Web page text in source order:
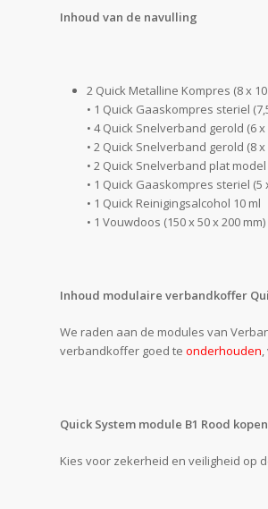
Inhoud van de navulling
2 Quick Metalline Kompres (8 x 10
• 1 Quick Gaaskompres steriel
• 4 Quick Snelverband gerold (6 x
• 2 Quick Snelverband gerold (8 x
• 2 Quick Snelverband plat model
• 1 Quick Gaaskompres steriel (5
• 1 Quick Reinigingsalcohol 10 ml
• 1 Vouwdoos (150 x 50 x 200
Inhoud modulaire verbandkoffer
We raden aan de modules van
verbandkoffer goed teonderhouden
Quick System module B1 Rood
Kies voor zekerheid en veiligheid op